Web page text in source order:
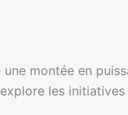
montée en
les